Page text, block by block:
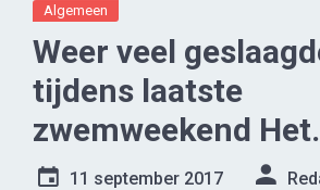
Algemeen
Weer veel
tijdens laatste
zwemweekend Het
Zwembad Midwoud
11 september 2017